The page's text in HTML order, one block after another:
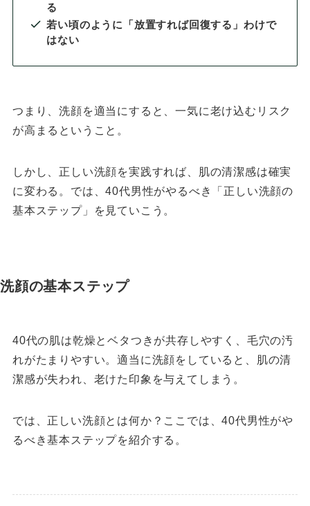
る
若い頃のように「放置すれば回復する」わけで
はない
つまり、洗顔を適当にすると、一気に老け込むリスク
が高まるということ。
しかし、正しい洗顔を実践すれば、肌の清潔感は確実
に変わる。では、40代男性がやるべき「正しい洗顔の
基本ステップ」を見ていこう。
洗顔の基本ステップ
40代の肌は乾燥とベタつきが共存しやすく、毛穴の汚
れがたまりやすい。適当に洗顔をしていると、肌の清
潔感が失われ、老けた印象を与えてしまう。
では、正しい洗顔とは何か？ここでは、40代男性がや
るべき基本ステップを紹介する。